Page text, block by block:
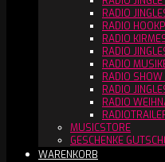
RADIO
RADIO
RADIO
RADIO
RADIO
RADIO SHOW
RADIO
RADIO
MUSICSTORE
GESCHENKE
WARENKORB